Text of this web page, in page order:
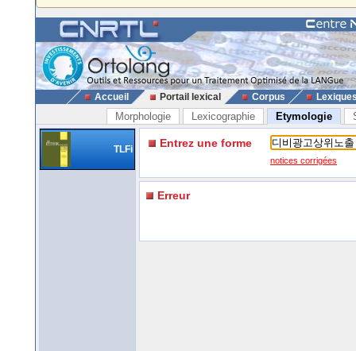
Accueil Portail lexical Corpus
Morphologie Lexicographie Etymologie
TLFi Entrez une forme
notices corrigées
Erreur